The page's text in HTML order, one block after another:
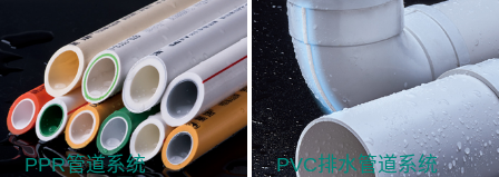
PPR管道系统 PVC排水管道系统